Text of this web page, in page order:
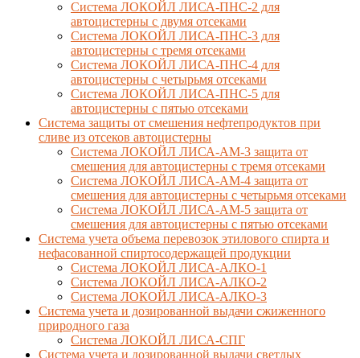
Система ЛОКОЙЛ ЛИСА-ПНС-2 для
автоцистерны с двумя отсеками
Система ЛОКОЙЛ ЛИСА-ПНС-3 для
автоцистерны с тремя отсеками
Система ЛОКОЙЛ ЛИСА-ПНС-4 для
автоцистерны с четырьмя отсеками
Система ЛОКОЙЛ ЛИСА-ПНС-5 для
автоцистерны с пятью отсеками
Система защиты от смешения нефтепродуктов при
сливе из отсеков автоцистерны
Система ЛОКОЙЛ ЛИСА-AM-3 защита от
смешения для автоцистерны с тремя отсеками
Система ЛОКОЙЛ ЛИСА-AM-4 защита от
смешения для автоцистерны с четырьмя отсеками
Система ЛОКОЙЛ ЛИСА-AM-5 защита от
смешения для автоцистерны с пятью отсеками
Система учета объема перевозок этилового спирта и
нефасованной спиртосодержащей продукции
Система ЛОКОЙЛ ЛИСА-AЛКО-1
Система ЛОКОЙЛ ЛИСА-АЛКО-2
Система ЛОКОЙЛ ЛИСА-АЛКО-3
Система учета и дозированной выдачи сжиженного
природного газа
Система ЛОКОЙЛ ЛИСА-СПГ
Система учета и дозированной выдачи светлых